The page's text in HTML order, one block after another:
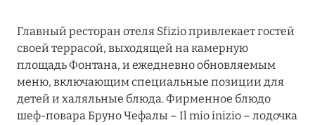
Starhotels Tourist
МОНЦА
Главный ресторан отеля Sfizio привлекает гостей
своей террасой, выходящей на камерную
площадь Фонтана, и ежедневно обновляемым
меню, включающим специальные позиции для
детей и халяльные блюда. Фирменное блюдо
шеф-повара Бруно Чефалы – Il mio inizio – лодочка